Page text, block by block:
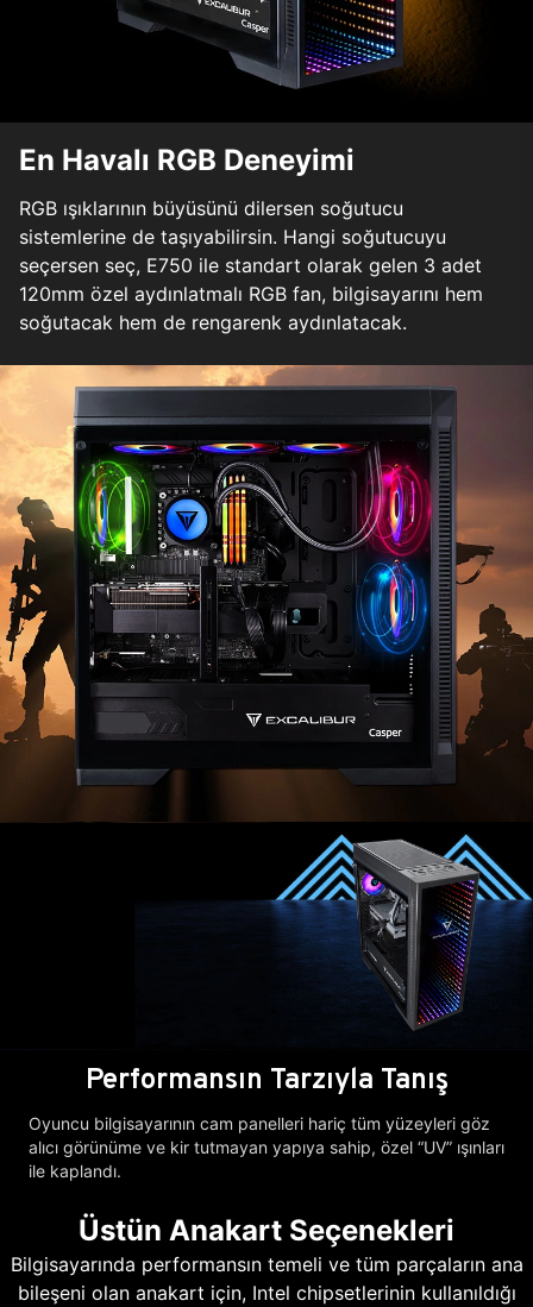
En Havalı RGB Deneyimi
RGB ışıklarının büyüsünü dilersen soğutucu
sistemlerine de taşıyabilirsin. Hangi soğutucuyu
seçersen seç, E750 ile standart olarak gelen 3 adet
120mm özel aydınlatmalı RGB fan, bilgisayarını hem
soğutacak hem de rengarenk aydınlatacak.
Performansın Tarzıyla Tanış
Oyuncu bilgisayarının cam panelleri hariç tüm yüzeyleri göz
alıcı görünüme ve kir tutmayan yapıya sahip, özel “UV” ışınları
ile kaplandı.
Üstün Anakart Seçenekleri
Bilgisayarında performansın temeli ve tüm parçaların ana
bileşeni olan anakart için, Intel chipsetlerinin kullanıldığı